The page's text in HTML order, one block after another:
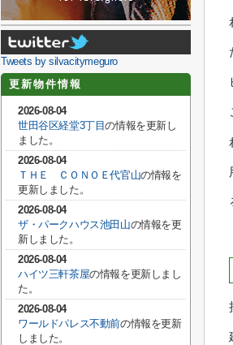
Tweets by silvacitymeguro
更新物件情報
2026-08-04
世田谷区経堂3丁目の情報を更新し
ました。
2026-08-04
ＴＨＥ ＣＯＮＯＥ代官山の情報を
更新しました。
2026-08-04
ザ・パークハウス池田山の情報を更
新しました。
2026-08-04
ハイツ三軒茶屋の情報を更新しまし
た。
2026-08-04
ワールドパレス不動前の情報を更新
しました。